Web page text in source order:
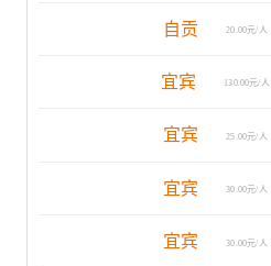
自贡 20.00元/人
宜宾 130.00元/人
宜宾 25.00元/人
宜宾 30.00元/人
宜宾 30.00元/人